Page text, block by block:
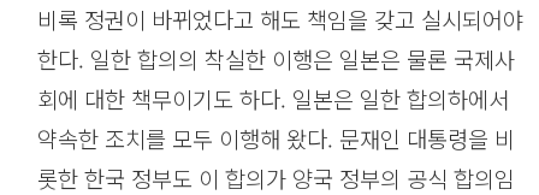
비록 정권이 바뀌었다고 해도 책임을 갖고 실시되어야
한다. 일한 합의의 착실한 이행은 일본은 물론 국제사
회에 대한 책무이기도 하다. 일본은 일한 합의하에서
약속한 조치를 모두 이행해 왔다. 문재인 대통령을 비
롯한 한국 정부도 이 합의가 양국 정부의 공식 합의임